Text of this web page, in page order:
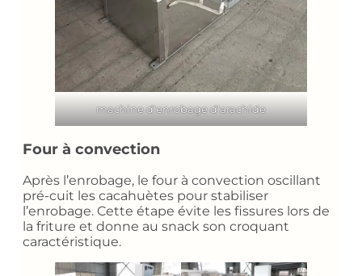
machine d'enrobage d'arachide
Four à convection
Après l’enrobage, le four à convection oscillant
pré-cuit les cacahuètes pour stabiliser
l’enrobage. Cette étape évite les fissures lors de
la friture et donne au snack son croquant
caractéristique.